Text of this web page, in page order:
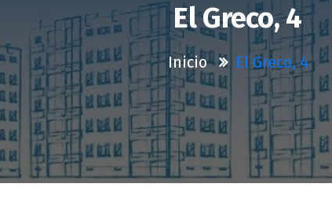
El Greco, 4
Inicio El Greco, 4